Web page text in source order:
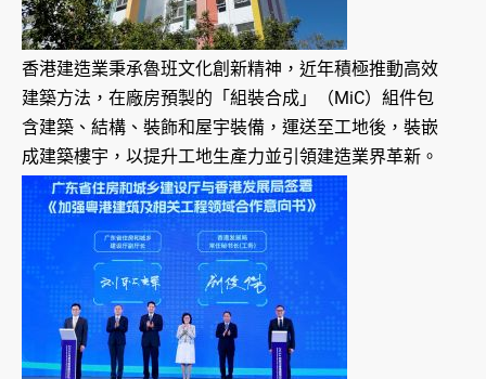
香港建造業秉承魯班文化創新精神，近年積極推動高效
建築方法，在廠房預製的「組裝合成」（MiC）組件包
含建築、結構、裝飾和屋宇裝備，運送至工地後，裝嵌
成建築樓宇，以提升工地生產力並引領建造業界革新。